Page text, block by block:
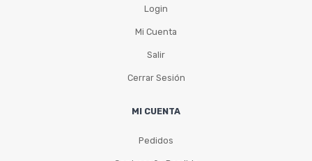
Login
Mi Cuenta
Salir
Cerrar Sesión
MI CUENTA
Pedidos